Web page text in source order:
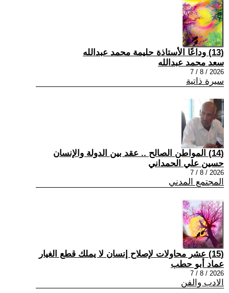
(13) وداعًا الأستاذة حليمة محمد عبدالله
سعد محمد عبدالله
2026 / 8 / 7
سيرة ذاتية
(14) المواطن الصالح .. عقد بين الدولة والإنسان
حسين علي الحمداني
2026 / 8 / 7
المجتمع المدني
(15) عشر محاولات لإصلاح إنسان لا يملك قطع الغيار
عماد أبو حطب
2026 / 8 / 7
الادب والفن